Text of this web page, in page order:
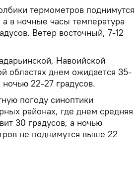
термометров поднимутся
в ночные часы температура
Ветер восточный, 7-12
Навоийской
областях днем ожидается 35-
22-27 градусов.
погоду синоптики
районах, где днем средняя
30 градусов, а ночью
не поднимутся выше 22